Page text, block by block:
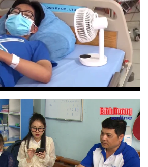
các loại dịch bệnh trong mùa